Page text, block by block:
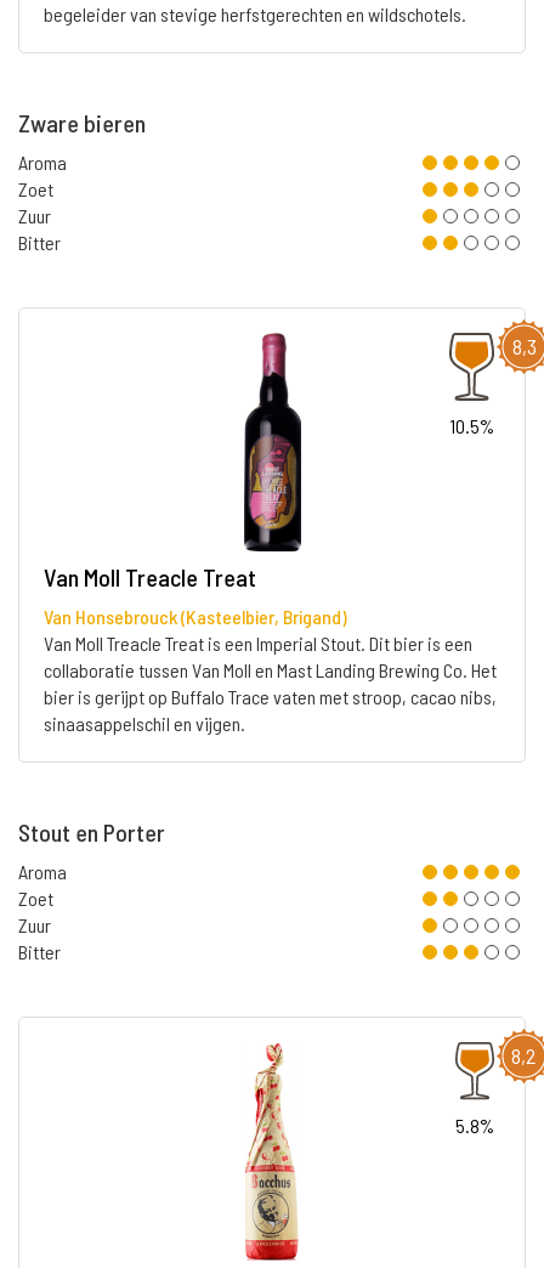
begeleider van stevige herfstgerechten en wildschotels.
Zware bieren
Aroma
Zoet
Zuur
Bitter
8,3
10.5%
Van Moll Treacle Treat
Van Honsebrouck (Kasteelbier, Brigand)
Van Moll Treacle Treat is een Imperial Stout. Dit bier is een
collaboratie tussen Van Moll en Mast Landing Brewing Co. Het
bier is gerijpt op Buffalo Trace vaten met stroop, cacao nibs,
sinaasappelschil en vijgen.
Stout en Porter
Aroma
Zoet
Zuur
Bitter
8,2
5.8%